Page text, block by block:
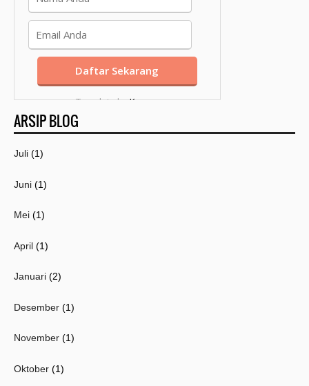
Template byKang
Mousir
ARSIP BLOG
Juli (1)
Juni (1)
Mei (1)
April (1)
Januari (2)
Desember (1)
November (1)
Oktober (1)